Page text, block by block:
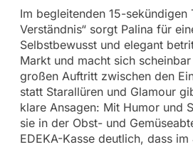
Im begleitenden 15-sekündigen
Verständnis“ sorgt Palina für
Selbstbewusst und elegant
Markt und macht sich
großen Auftritt zwischen den
statt Starallüren und Glamour
klare Ansagen: Mit Humor und
sie in der Obst- und
EDEKA-Kasse deutlich, dass